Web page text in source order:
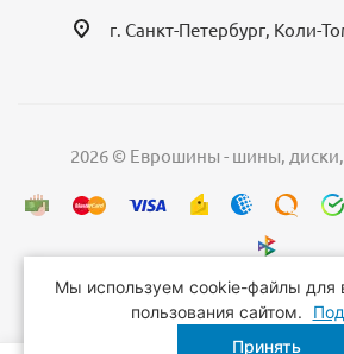
г. Санкт-Петербург, Коли-
2026 © Еврошины - шины,
Мы используем cookie-файлы для
пользования сайтом.
Принять